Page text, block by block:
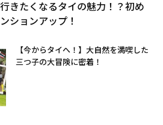
きたくなるタイの魅力！？初め
ションアップ！
【今からタイへ！】大自然を満喫した
三つ子の大冒険に密着！